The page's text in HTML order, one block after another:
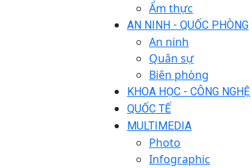
Ẩm thực
AN NINH - QUỐC PHÒNG
An ninh
Quân sự
Biên phòng
KHOA HỌC - CÔNG NGHỆ
QUỐC TẾ
MULTIMEDIA
Photo
Infographic